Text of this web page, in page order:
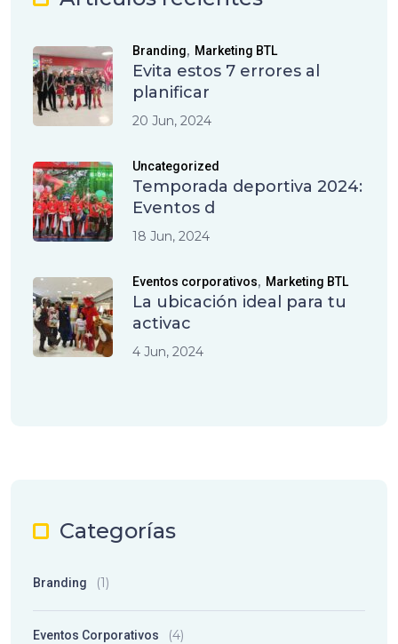
Branding, Marketing BTL
Evita estos 7 errores al
planificar
20 Jun, 2024
Uncategorized
Temporada deportiva 2024:
Eventos d
18 Jun, 2024
Eventos corporativos, Marketing BTL
La ubicación ideal para tu
activac
4 Jun, 2024
Categorías
Branding (1)
Eventos Corporativos (4)